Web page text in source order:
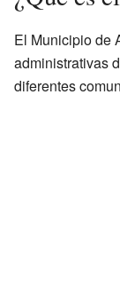
El Municipio de
administrativas
diferentes